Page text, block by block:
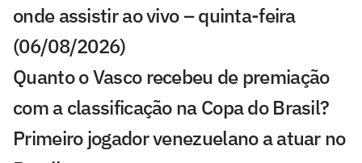
onde assistir ao vivo – quinta-feira
(06/08/2026)
Quanto o Vasco recebeu de premiação
com a classificação na Copa do Brasil?
Primeiro jogador venezuelano a atuar no